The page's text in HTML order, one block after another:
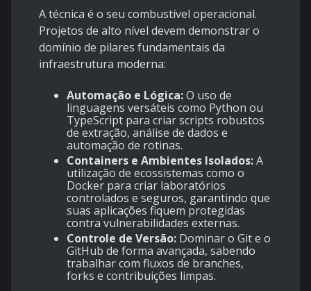
A técnica é o seu combustível operacional.
Projetos de alto nível devem demonstrar o
domínio de pilares fundamentais da
infraestrutura moderna:
Automação e Lógica:O uso de
linguagens versáteis como Python ou
TypeScript para criar scripts robustos
de extração, análise de dados e
automação de rotinas.
Containers e Ambientes Isolados:A
utilização de ecossistemas como o
Docker para criar laboratórios
controlados e seguros, garantindo que
suas aplicações fiquem protegidas
contra vulnerabilidades externas.
Controle de Versão: Dominar o Git e o
GitHub de forma avançada, sabendo
trabalhar com fluxos de branches,
forks e contribuições limpas.